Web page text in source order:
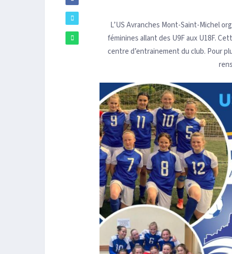
L’US Avranches Mont-Saint-Michel
féminines allant des U9F aux U18F.
centre d’entrainement du club. Pour